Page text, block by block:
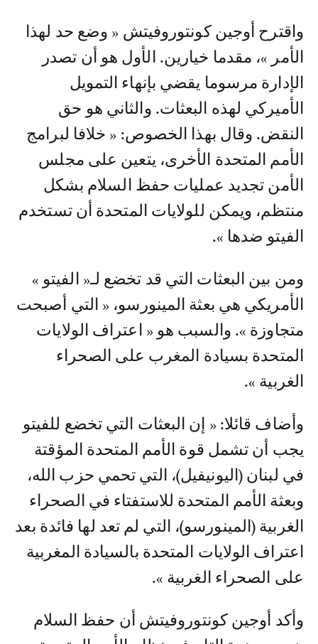
واقترح أوجين كونتوروفيتش « وضع حد لهذا
الأمر »، مقدما خيارين. الأول هو أن تصدر
الإدارة مرسوما يقضي بإنهاء التمويل
الأميركي لهذه البعثات. والثاني هو حق
النقض. وقال بهذا الخصوص: « خلافا لبرامج
الأمم المتحدة الأخرى، يتعين على مجلس
الأمن تجديد عمليات حفظ السلام بشكل
منتظم، ويمكن للولايات المتحدة أن تستخدم
الفيتو ضدها ».
ومن بين البعثات التي قد تخضع لـ« الفيتو »
الأمريكي هي بعثة المينورسو، « التي أصبحت
متجاوزة ». والسبب هو « اعتراف الولايات
المتحدة بسيادة المغرب على الصحراء
الغربية ».
وأضاف قائلا: « إن البعثات التي تخضع للفيتو
يجب أن تشمل قوة الأمم المتحدة المؤقتة
في لبنان (اليونيفيل)، التي تحمي حزب الله،
وبعثة الأمم المتحدة للاستفتاء في الصحراء
الغربية (المينورسو)، التي لم تعد لها فائدة بعد
اعتراف الولايات المتحدة بالسيادة المغربية
على الصحراء الغربية ».
وأكد أوجين كونتوروفيتش أن حفظ السلام